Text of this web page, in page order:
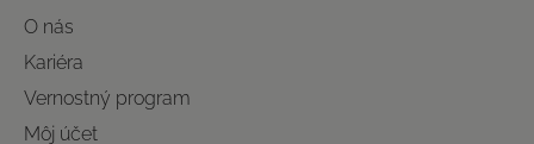
O nás
Kariéra
Vernostný program
Môj účet